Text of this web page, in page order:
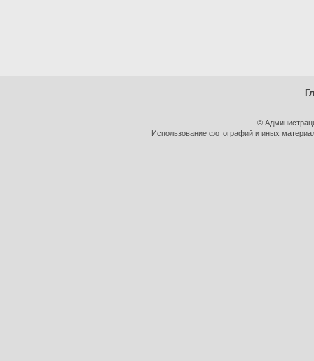
©
Использование фотографий и иных